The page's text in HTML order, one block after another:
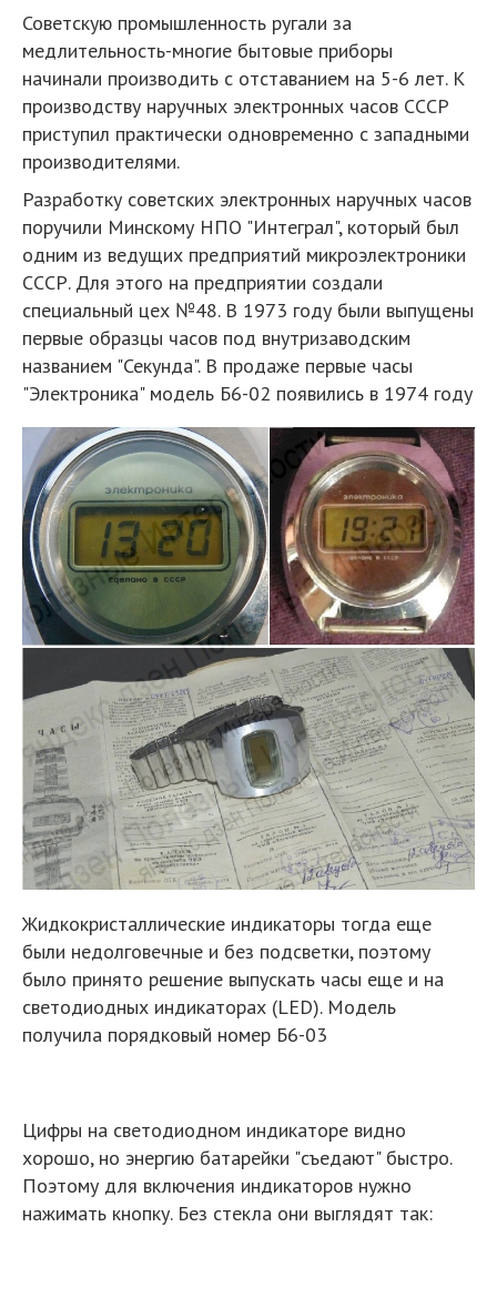
Советскую промышленность ругали за
медлительность-многие бытовые приборы
начинали производить с отставанием на 5-6 лет. К
производству наручных электронных часов СССР
приступил практически одновременно с западными
производителями.
Разработку советских электронных наручных часов
поручили Минскому НПО "Интеграл", который был
одним из ведущих предприятий микроэлектроники
СССР. Для этого на предприятии создали
специальный цех №48. В 1973 году были выпущены
первые образцы часов под внутризаводским
названием "Секунда". В продаже первые часы
"Электроника" модель Б6-02 появились в 1974 году
Жидкокристаллические индикаторы тогда еще
были недолговечные и без подсветки, поэтому
было принято решение выпускать часы еще и на
светодиодных индикаторах (LED). Модель
получила порядковый номер Б6-03
Цифры на светодиодном индикаторе видно
хорошо, но энергию батарейки "съедают" быстро.
Поэтому для включения индикаторов нужно
нажимать кнопку. Без стекла они выглядят так: